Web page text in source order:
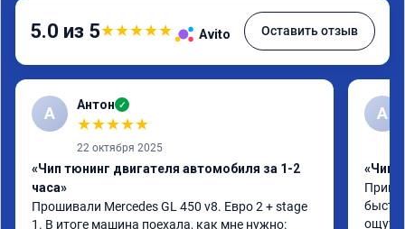
5.0 из 5★★★★★ Avito Оставить отзыв
А Антон ✓
★★★★★
22 октября 2025
«Чип тюнинг двигателя автомобиля за 1-2
часа»
Прошивали Mercedes GL 450 v8. Евро 2 + stage
1. В итоге машина поехала, как мне нужно:
A
«Чип